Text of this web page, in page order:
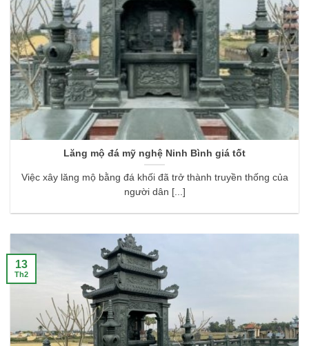
Lăng mộ đá mỹ nghệ Ninh Bình giá tốt
Việc xây lăng mộ bằng đá khối đã trở thành truyền thống của
người dân [...]
13
Th2